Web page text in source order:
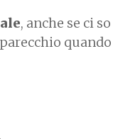
, anche se ci